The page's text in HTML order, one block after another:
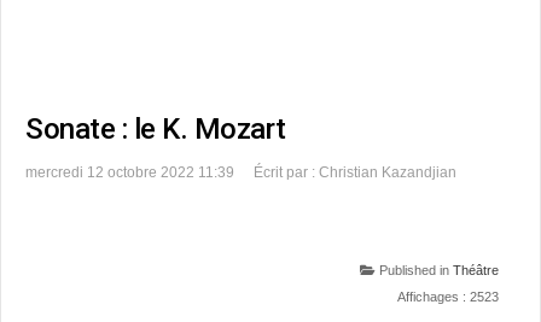
Sonate : le K. Mozart
mercredi 12 octobre 2022 11:39 Écrit par : Christian Kazandjian
Published in Théâtre
Affichages : 2523